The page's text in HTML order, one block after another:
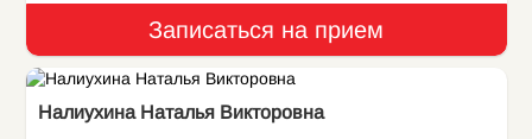
Записаться на прием
Налиухина Наталья Викторовна